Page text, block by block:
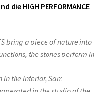
die HIGH PERFORMANCE
bring a piece of nature into
the stones perform in
in the interior, Sam